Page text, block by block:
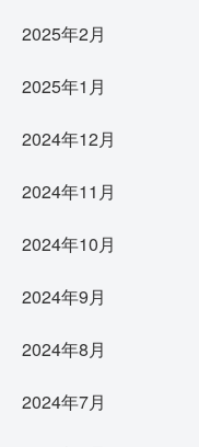
2025年2月
2025年1月
2024年12月
2024年11月
2024年10月
2024年9月
2024年8月
2024年7月